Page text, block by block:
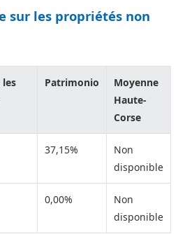
sur les propriétés non
Patrimonio
Moyenne
Haute-
Corse
37,15%
Non
disponible
0,00%
Non
disponible